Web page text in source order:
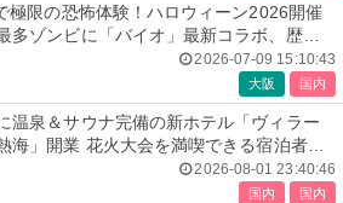
極限の恐怖体験！ハロウィーン2026開催
多ゾンビに「バイオ」最新コラボ、歴代
2026-07-09 15:10:43
大阪 国内
温泉＆サウナ完備の新ホテル「ヴィラー
海」開業 花火大会を満喫できる宿泊者専
2026-08-01 23:40:46
国内 国内